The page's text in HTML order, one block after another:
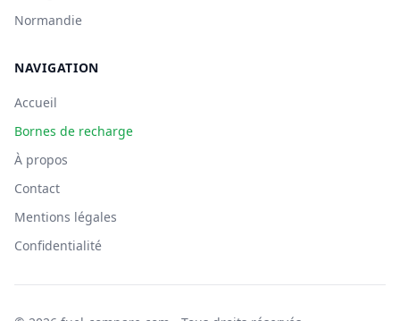
Normandie
NAVIGATION
Accueil
Bornes de recharge
À propos
Contact
Mentions légales
Confidentialité